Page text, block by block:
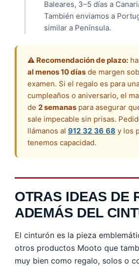
Baleares, 3–5 días a
También enviamos a
similar a Península.
⚠️ Recomendación de plazo:
al menos 10 días de margen
examen. Si el regalo es para
cumpleaños o aniversario, el
de 2 semanas para asegurar
sale impecable sin prisas.
llámanos al 912 32 36 68 y los
tenemos capacidad.
OTRAS IDEAS DE
ADEMÁS DEL
El cinturón es la pieza
otros productos Mooto que
muy bien como regalo, solos o